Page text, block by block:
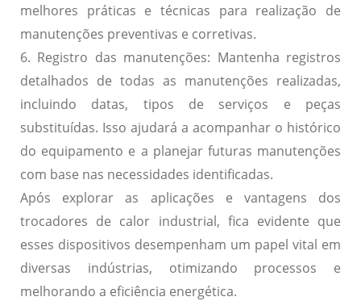
melhores práticas e técnicas para realização de
manutenções preventivas e corretivas.
6. Registro das manutenções: Mantenha registros
detalhados de todas as manutenções realizadas,
incluindo datas, tipos de serviços e peças
substituídas. Isso ajudará a acompanhar o histórico
do equipamento e a planejar futuras manutenções
com base nas necessidades identificadas.
Após explorar as aplicações e vantagens dos
trocadores de calor industrial, fica evidente que
esses dispositivos desempenham um papel vital em
diversas indústrias, otimizando processos e
melhorando a eficiência energética.